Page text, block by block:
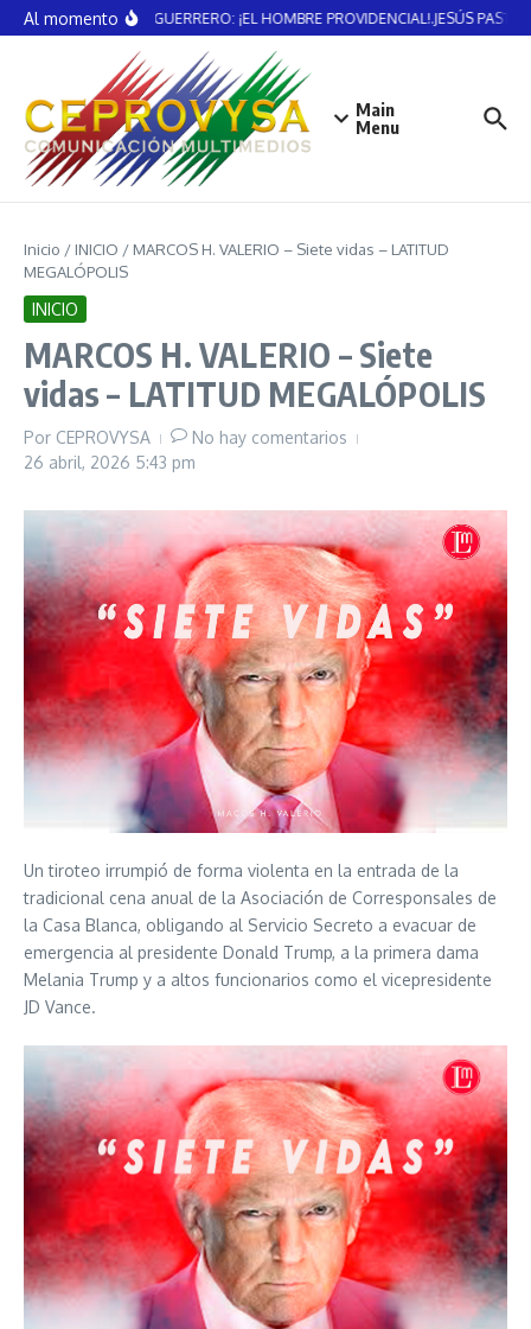
Saltar al contenido
Al momentoVICENTE GUERRERO: ¡EL HOMBRE PROVIDENCIAL!.JESÚS
Main
Menu
Inicio / INICIO / MARCOS H. VALERIO – Siete vidas – LATITUD
MEGALÓPOLIS
INICIO
MARCOS H. VALERIO – Siete
vidas – LATITUD MEGALÓPOLIS
Por CEPROVYSA
No hay comentarios
26 abril, 2026 5:43 pm
Un tiroteo irrumpió de forma violenta en la entrada de la
tradicional cena anual de la Asociación de Corresponsales de
la Casa Blanca, obligando al Servicio Secreto a evacuar de
emergencia al presidente Donald Trump, a la primera dama
Melania Trump y a altos funcionarios como el vicepresidente
JD Vance.